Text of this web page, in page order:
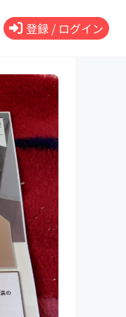
登録 / ログイン